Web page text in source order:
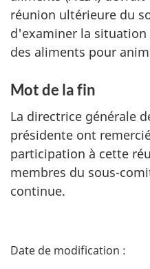
réunion ultérieure du
d'examiner la situation
des aliments pour
Mot de la fin
La directrice générale
présidente ont
participation à cette
membres du sous-
continue.
D